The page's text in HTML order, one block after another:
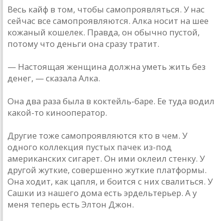
Весь кайф в том, чтобы самопроявляться. У нас
сейчас все самопроявляются. Алка носит на шее
кожаный кошелек. Правда, он обычно пустой,
потому что деньги она сразу тратит.
— Настоящая женщина должна уметь жить без
денег, — сказала Алка.
Она два раза была в коктейль-баре. Ее туда водил
какой-то кинооператор.
Другие тоже самопроявляются кто в чем. У
одного коллекция пустых пачек из-под
американских сигарет. Он ими оклеил стенку. У
другой жуткие, совершенно жуткие платформы.
Она ходит, как цапля, и боится с них свалиться. У
Сашки из нашего дома есть эрдельтерьер. А у
меня теперь есть Элтон Джон.